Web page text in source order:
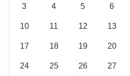
3 4 5 6
10 11 12 13
17 18 19 20
24 25 26 27